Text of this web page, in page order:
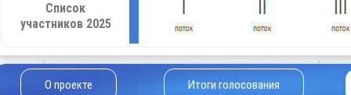
Список
участников 2025
О проекте Итоги голосования